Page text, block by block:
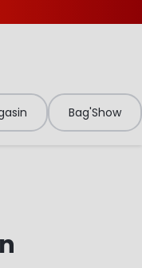
d'envies
Bag'Show